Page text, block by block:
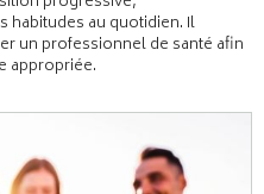
au quotidien. Il
un professionnel de santé afin
appropriée.